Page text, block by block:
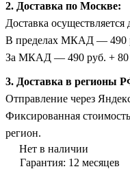
2. Доставка по Москве:
Доставка осуществляется
В пределах МКАД — 490
За МКАД — 490 руб. + 80
3. Доставка в регионы
Отправление через
Фиксированная
регион.
Нет в наличии
Гарантия: 12 месяцев